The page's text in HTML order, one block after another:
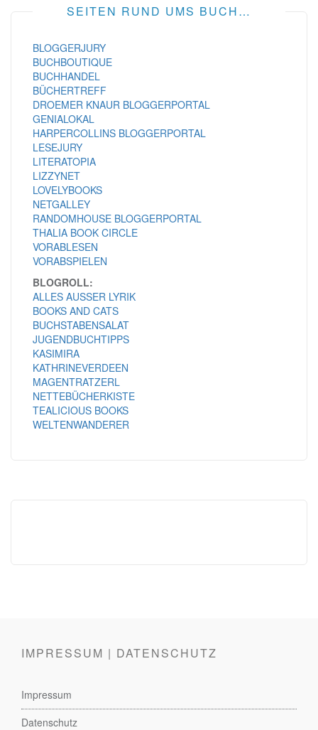
SEITEN RUND UMS BUCH…
BLOGGERJURY
BUCHBOUTIQUE
BUCHHANDEL
BÜCHERTREFF
DROEMER KNAUR BLOGGERPORTAL
GENIALOKAL
HARPERCOLLINS BLOGGERPORTAL
LESEJURY
LITERATOPIA
LIZZYNET
LOVELYBOOKS
NETGALLEY
RANDOMHOUSE BLOGGERPORTAL
THALIA BOOK CIRCLE
VORABLESEN
VORABSPIELEN
BLOGROLL:
ALLES AUSSER LYRIK
BOOKS AND CATS
BUCHSTABENSALAT
JUGENDBUCHTIPPS
KASIMIRA
KATHRINEVERDEEN
MAGENTRATZERL
NETTEBÜCHERKISTE
TEALICIOUS BOOKS
WELTENWANDERER
IMPRESSUM | DATENSCHUTZ
Impressum
Datenschutz